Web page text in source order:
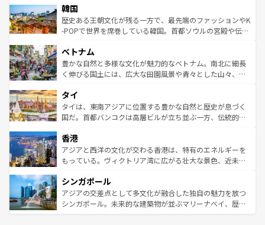
はコンテンツ一覧
いる。アクティビティも充実しており、サーフィンやダイ
ビング、ハイキングなど、アウトドア好きにはたまらな
い。オーストラリアの多彩な魅力を存分に味わいつくそ
参照してほしい。
ン）、静ひつな山岳地帯である台湾東部など、都市の喧騒
と山間の静けさが共存しており、訪れる人に新しい発見と
驚きをもたらしてくれる。また、奥深い台湾の食文化も魅
容にもいいと評判のスイーツなど、バラエティ豊かな料理
が味わえる。 なお、新着の台湾情報は コンテンツ一覧を参
照してほしい。
韓国
歴史ある王朝文化が残る一方で、最先端のファッションやK
-POPで世界を席巻している韓国。首都ソウルの宮殿や伝統
き、地方に足を延ばせば四季折々の自然美を楽しむことが
できる。そして、キムチや焼肉、絶品のストリートフード
まで、さまざまな韓国料理が待っている。夜には、韓国な
リティに包まれながら、韓国の多彩な魅力を心ゆくまで味
わってみてほしい。 なお、新着の韓国情報はコンテンツ一
覧を参照してほしい。
ベトナム
豊かな自然と多様な文化が魅力的なベトナム。南北に細長
く伸びる国土には、広大な田園風景や青々とした山々、世
急速な発展と共に伝統が息づく。ハノイの古い町並みやホ
ーチミン市のフランス統治時代の建物も、独特の雰囲気を
醸し出している。また、バラエティの豊かさとおいしさで
とつ。フォーやバインミー、ベトナムコーヒーなどは、ぜ
ひ現地で味わいたい。どの地域を訪れてもあたたかい人々
が旅行者を迎えてくれるので、きっと忘れられない旅にな
参照してほしい。
タイ
タイは、東南アジアに位置する豊かな自然と歴史が息づく
国だ。首都バンコクは高層ビルが立ち並ぶ一方、伝統的な
の活気が交差している。北部ではチェンマイなどの山岳地
帯で自然と触れ合い、南部ではプーケットやクラビの美し
いビーチでリゾート気分を楽しむことができる。タイ料理
激する。気候は一年中温暖で、どの季節にも異なる楽しみ
が待っている。親しみやすいタイの人々、仏教を中心とし
た文化、そして多様な観光資源が、訪れる旅人を魅了し続
香港
アジアと西洋の文化が交わる香港は、特有のエネルギーを
もっている。ヴィクトリア湾に広がる壮大な景色、近未来
み、どこを訪れても感動するはず。観光スポットが密集し
ており、効率よく見どころを回れるのも魅力。息をのむよ
うな絶景から文化的な体験まで、香港を存分に楽しみ尽く
シンガポール
アジアの交差点として多文化が融合した独自の魅力を放つ
シンガポール。未来的な建築物が並ぶマリーナベイ、歴史